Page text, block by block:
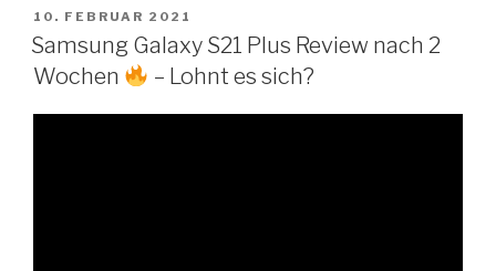
VERÖFFENTLICHT
AM
10. FEBRUAR 2021
Samsung Galaxy S21 Plus Review nach 2
Wochen
– Lohnt es sich?